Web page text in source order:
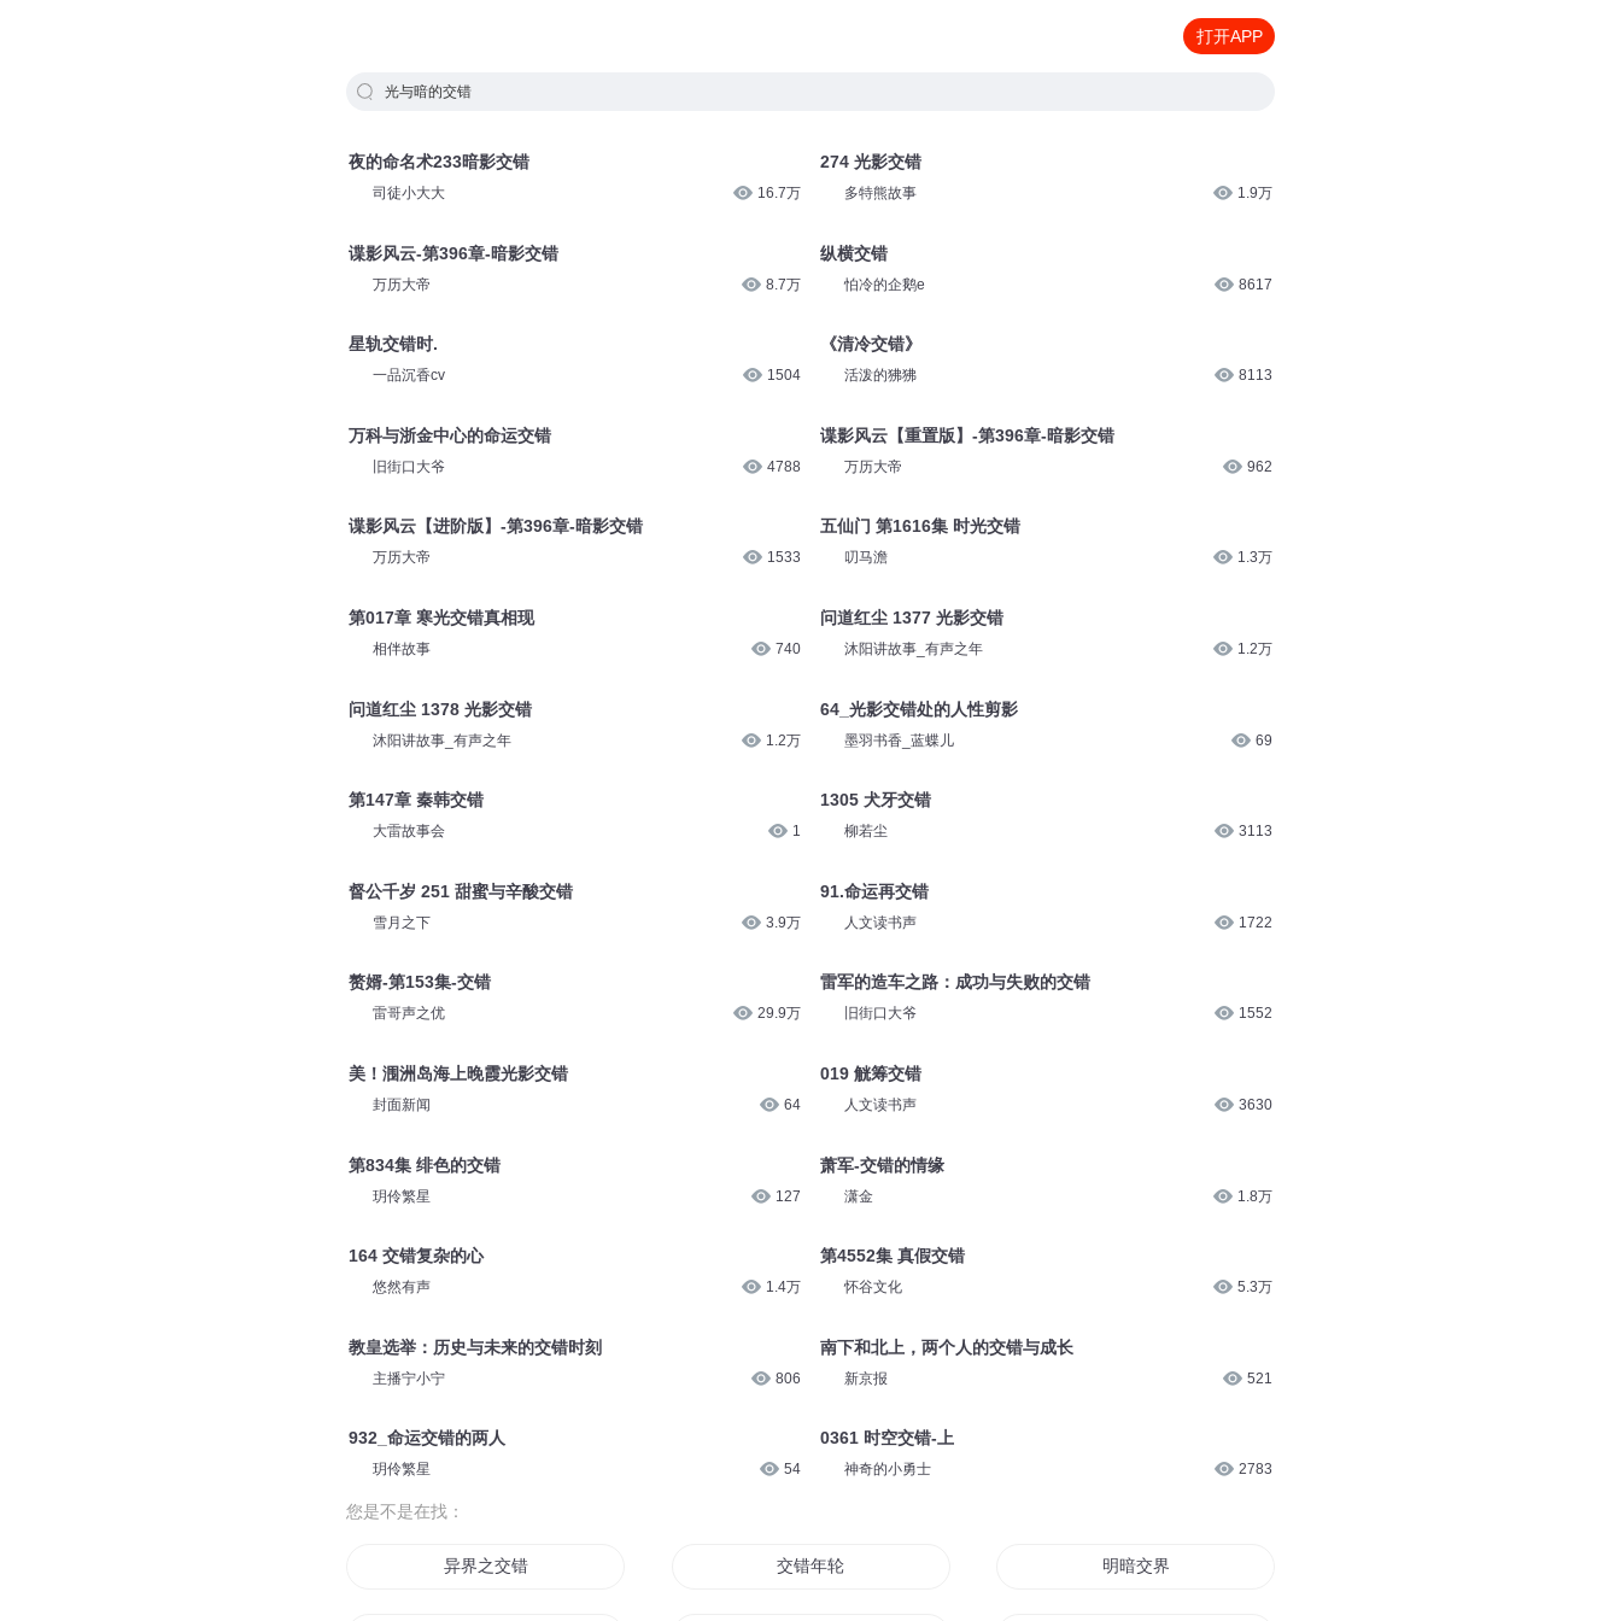
打开APP
光与暗的交错
夜的命名术233暗影交错
司徒小大大 16.7万
谍影风云-第396章-暗影交错
万历大帝 8.7万
星轨交错时.
一品沉香cv 1504
万科与浙金中心的命运交错
旧街口大爷 4788
谍影风云【进阶版】-第396章-暗影交错
万历大帝 1533
第017章 寒光交错真相现
相伴故事 740
问道红尘 1378 光影交错
沐阳讲故事_有声之年 1.2万
第147章 秦韩交错
大雷故事会 1
督公千岁 251 甜蜜与辛酸交错
雪月之下 3.9万
赘婿-第153集-交错
雷哥声之优 29.9万
​美！涠洲岛海上晚霞光影交错
封面新闻 64
第834集 绯色的交错
玥伶繁星 127
164 交错复杂的心
悠然有声 1.4万
教皇选举：历史与未来的交错时刻
主播宁小宁 806
932_命运交错的两人
玥伶繁星 54
274 光影交错
多特熊故事 1.9万
纵横交错
怕冷的企鹅e 8617
《清冷交错》
活泼的狒狒 8113
谍影风云【重置版】-第396章-暗影交错
万历大帝 962
五仙门 第1616集 时光交错
叨马澹 1.3万
问道红尘 1377 光影交错
沐阳讲故事_有声之年 1.2万
64_光影交错处的人性剪影
墨羽书香_蓝蝶儿 69
1305 犬牙交错
柳若尘 3113
91.命运再交错
人文读书声 1722
雷军的造车之路：成功与失败的交错
旧街口大爷 1552
019 觥筹交错
人文读书声 3630
萧军-交错的情缘
潇金 1.8万
第4552集 真假交错
怀谷文化 5.3万
南下和北上，两个人的交错与成长
新京报 521
0361 时空交错-上
神奇的小勇士 2783
您是不是在找：
异界之交错战争 交错年轮 明暗交界